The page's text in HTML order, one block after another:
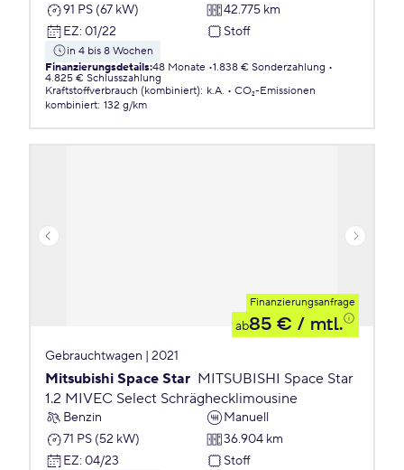
91 PS (67 kW)
42.775 km
EZ: 01/22 Stoff
in 4 bis 8 Wochen
Finanzierungsdetails:48 Monate 1.838 € Sonderzahlung
4.825 € Schlusszahlung
Kraftstoffverbrauch (kombiniert): k.A.
CO₂-Emissionen
kombiniert: 132 g/km
Finanzierungsanfrage
ab85 € / mtl.
Gebrauchtwagen | 2021
Mitsubishi Space Star MITSUBISHI Space Star
1.2 MIVEC Select Schräghecklimousine
Benzin
Manuell
71 PS (52 kW)
36.904 km
EZ: 04/23 Stoff